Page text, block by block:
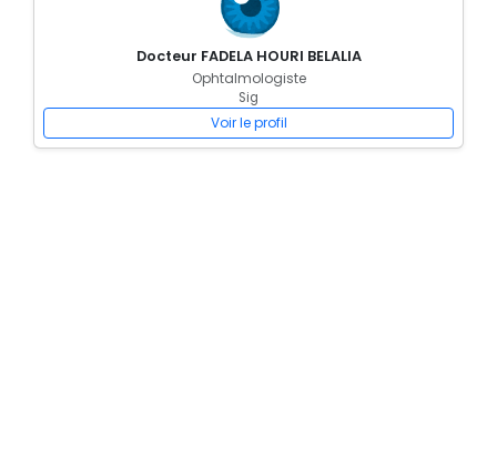
Docteur FADELA HOURI BELALIA
Ophtalmologiste
Sig
Voir le profil